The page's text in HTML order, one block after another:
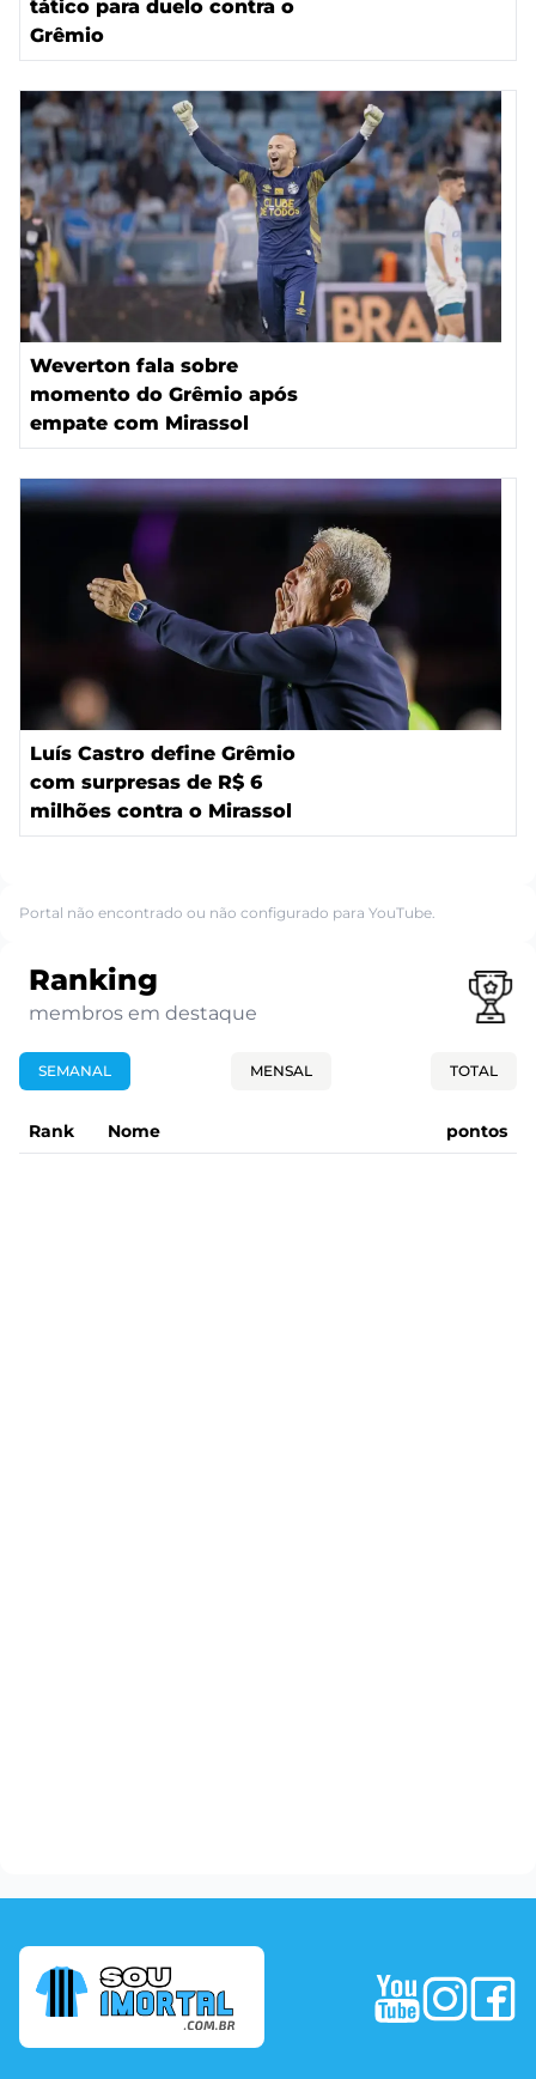
tático para duelo contra o
Grêmio
Weverton fala sobre
momento do Grêmio após
empate com Mirassol
Luís Castro define Grêmio
com surpresas de R$ 6
milhões contra o Mirassol
Portal não encontrado ou não configurado para YouTube.
Ranking
membros em destaque
SEMANAL MENSAL TOTAL
Rank Nome pontos